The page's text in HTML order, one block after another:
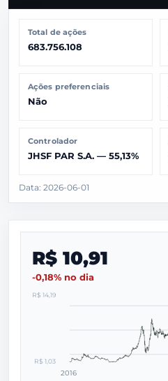
Total de ações
683.756.108
Ações preferenciais
Não
Controlador
JHSF PAR S.A. — 55,13%
Data: 2026-06-01
R$ 10,91
-0,18% no dia
R$ 14,19
R$ 1,03
2016